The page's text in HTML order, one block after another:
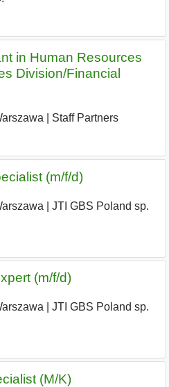
in Human Resources
Division/Financial
Staff Partners
(m/f/d)
JTI GBS Poland sp.
(m/f/d)
JTI GBS Poland sp.
(M/K)